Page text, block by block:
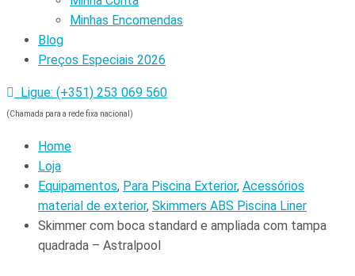
Minhas Encomendas
Blog
Preços Especiais 2026
Ligue: (+351) 253 069 560
(Chamada para a rede fixa nacional)
Home
Loja
Equipamentos, Para Piscina Exterior, Acessórios
material de exterior, Skimmers ABS Piscina Liner
Skimmer com boca standard e ampliada com tampa
quadrada – Astralpool